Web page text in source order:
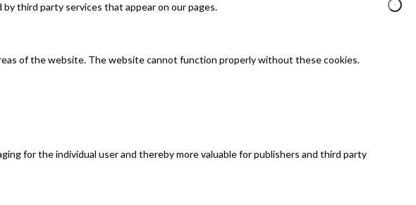
third party services that appear on our pages.
of the website. The website cannot function properly without these cookies.
for the individual user and thereby more valuable for publishers and third party